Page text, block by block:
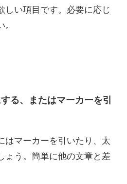
しい項目です。必要に応じ
る、またはマーカーを引
はマーカーを引いたり、太
ょう。簡単に他の文章と差